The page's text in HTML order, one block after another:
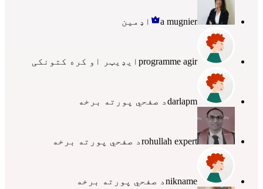
a mugnier اډمین
programme agir ایډیټر او کره کتونکی
darlapmد صفحي پورته برخه
rohullah expertد صفحي پورته برخه
niknameد صفحي پورته برخه